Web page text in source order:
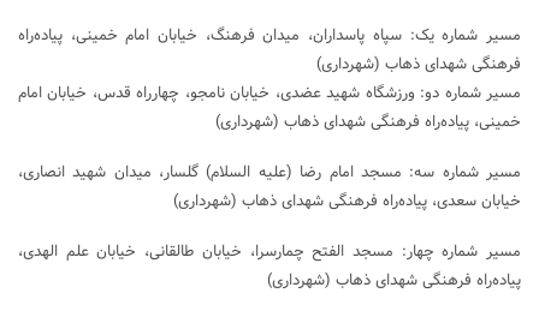
مسیر شماره یک: سپاه پاسداران، میدان فرهنگ، خیابان امام خمینی، پیاده‌راه
فرهنگی شهدای ذهاب (شهرداری)
مسیر شماره دو: ورزشگاه شهید عضدی، خیابان نامجو، چهارراه قدس، خیابان امام
خمینی، پیاده‌راه فرهنگی شهدای ذهاب (شهرداری)
مسیر شماره سه: مسجد امام رضا (علیه السلام) گلسار، میدان شهید انصاری،
خیابان سعدی، پیاده‌راه فرهنگی شهدای ذهاب (شهرداری)
مسیر شماره چهار: مسجد الفتح چمارسرا، خیابان طالقانی، خیابان علم الهدی،
پیاده‌راه فرهنگی شهدای ذهاب (شهرداری)